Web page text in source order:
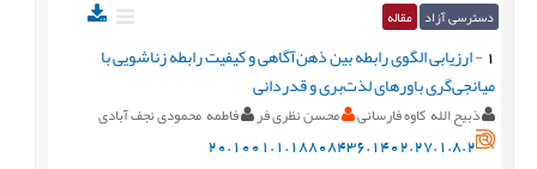
دسترسی آزاد مقاله
-ارزیابی الگوی رابطه بین ذهن‌آگاهی و کیفیت رابطه زناشویی با
میانجی‌گری باورهای لذت‌بری و قدردانی
ذبیح الله کاوه فارسانی محسن نظری فر فاطمه محمودی نجف آبادی
20.1001.1.18808436.1402.27.1.8.2